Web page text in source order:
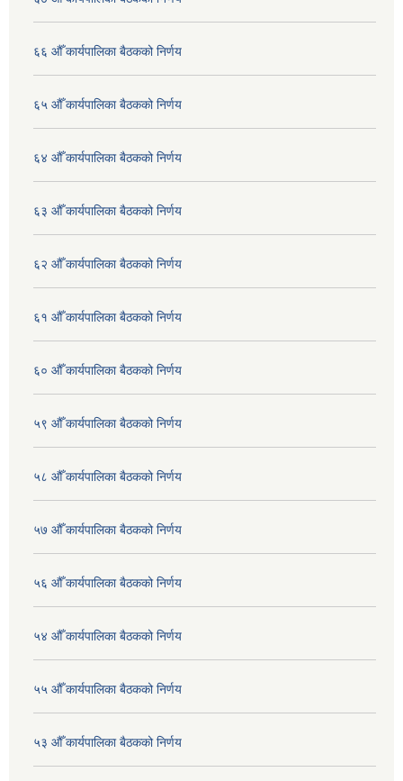
६६ औँ कार्यपालिका बैठकको निर्णय
६५ औँ कार्यपालिका बैठकको निर्णय
६४ औँ कार्यपालिका बैठकको निर्णय
६३ औँ कार्यपालिका बैठकको निर्णय
६२ औँ कार्यपालिका बैठकको निर्णय
६१ औँ कार्यपालिका बैठकको निर्णय
६० औँ कार्यपालिका बैठकको निर्णय
५९ औँ कार्यपालिका बैठकको निर्णय
५८ औँ कार्यपालिका बैठकको निर्णय
५७ औँ कार्यपालिका बैठकको निर्णय
५६ औँ कार्यपालिका बैठकको निर्णय
५४ औँ कार्यपालिका बैठकको निर्णय
५५ औँ कार्यपालिका बैठकको निर्णय
५३ औँ कार्यपालिका बैठकको निर्णय